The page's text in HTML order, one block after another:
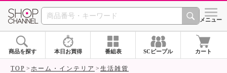
SHOP CHANNEL シメニュー
商品を探す 本日お買得 番組表 SCピープル カート
TOP ホーム・インテリア 生活雑貨